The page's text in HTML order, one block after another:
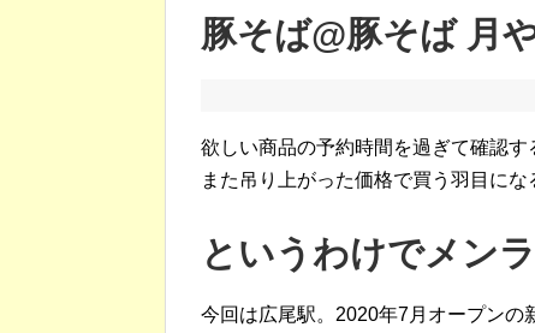
豚そば@豚そば
欲しい商品の予約時間を過ぎて確認す
また吊り上がった価格で買う羽目にな
というわけでメン
今回は広尾駅。2020年7月オープンの